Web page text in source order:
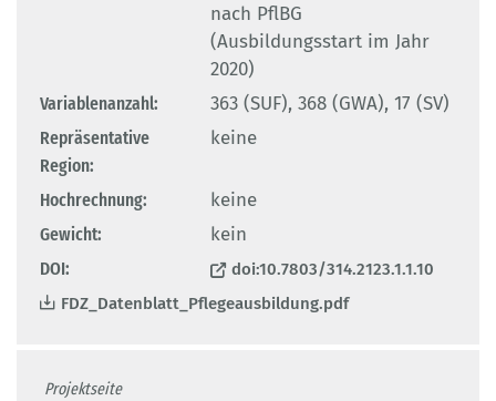
nach PflBG
(Ausbildungsstart im Jahr
2020)
Variablenanzahl:
363 (SUF), 368 (GWA), 17 (SV)
Repräsentative
Region:
keine
Hochrechnung:
keine
Gewicht:
kein
DOI:
doi:10.7803/314.2123.1.1.10
FDZ_Datenblatt_Pflegeausbildung.pdf
Projektseite